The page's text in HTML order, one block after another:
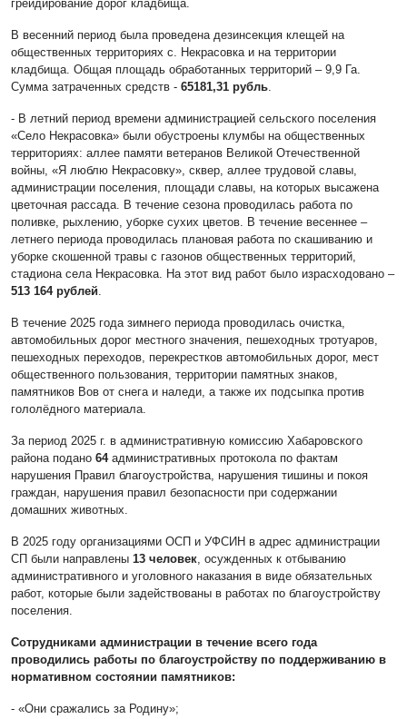
грейдирование дорог кладбища.
В весенний период была проведена дезинсекция клещей на
общественных территориях с. Некрасовка и на территории
кладбища. Общая площадь обработанных территорий – 9,9 Га.
Сумма затраченных средств - 65181,31 рубль
- В летний период времени администрацией сельского поселения
«Село Некрасовка» были обустроены клумбы на общественных
территориях: аллее памяти ветеранов Великой Отечественной
войны, «Я люблю Некрасовку», сквер, аллее трудовой славы,
администрации поселения, площади славы, на которых высажена
цветочная рассада. В течение сезона проводилась работа по
поливке, рыхлению, уборке сухих цветов. В течение весеннее –
летнего периода проводилась плановая работа по скашиванию и
уборке скошенной травы с газонов общественных территорий,
стадиона села Некрасовка. На этот вид работ было израсходовано –
513 164 рублей
В течение 2025 года зимнего периода проводилась очистка,
автомобильных дорог местного значения, пешеходных тротуаров,
пешеходных переходов, перекрестков автомобильных дорог, мест
общественного пользования, территории памятных знаков,
памятников Вов от снега и наледи, а также их подсыпка против
гололёдного материала.
За период 2025 г. в административную комиссию Хабаровского
района подано 64административных протокола по фактам
нарушения Правил благоустройства, нарушения тишины и покоя
граждан, нарушения правил безопасности при содержании
домашних животных.
В 2025 году организациями ОСП и УФСИН в адрес администрации
СП были направлены 13 человек , осужденных к отбыванию
административного и уголовного наказания в виде обязательных
работ, которые были задействованы в работах по благоустройству
поселения.
Сотрудниками администрации в течение всего года
проводились работы по благоустройству по поддерживанию в
нормативном состоянии памятников:
- «Они сражались за Родину»;